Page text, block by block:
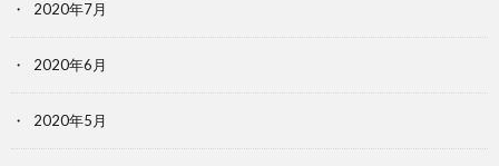
2020年7月
2020年6月
2020年5月